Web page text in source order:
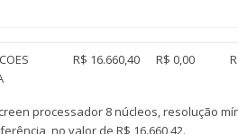
R$ 16.660,40 R$ 0,00
processador 8 núcleos, resolução
no valor de R$ 16.660,42.